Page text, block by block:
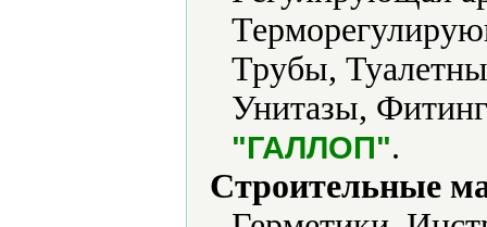
Трубы,
Унитазы,
"ГАЛЛОП".
Строительные